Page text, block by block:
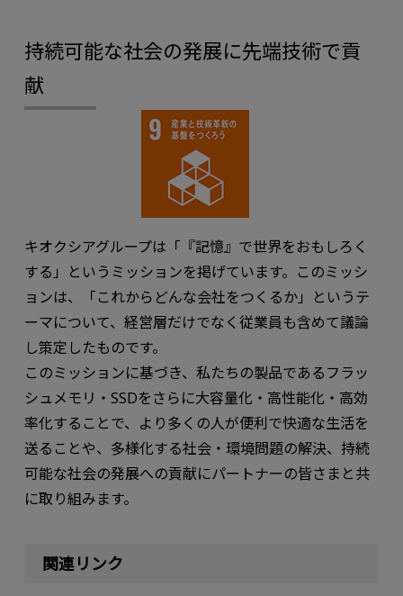
持続可能な社会の発展に先端技術で貢
献
キオクシアグループは「『記憶』で世界をおもしろく
する」というミッションを掲げています。このミッシ
ョンは、「これからどんな会社をつくるか」というテ
ーマについて、経営層だけでなく従業員も含めて議論
し策定したものです。
このミッションに基づき、私たちの製品であるフラッ
シュメモリ・SSDをさらに大容量化・高性能化・高効
率化することで、より多くの人が便利で快適な生活を
送ることや、多様化する社会・環境問題の解決、持続
可能な社会の発展への貢献にパートナーの皆さまと共
に取り組みます。
関連リンク